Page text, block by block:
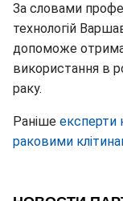
За словами
технологій
допоможе
використання в
раку.
Раніше експерти
раковими